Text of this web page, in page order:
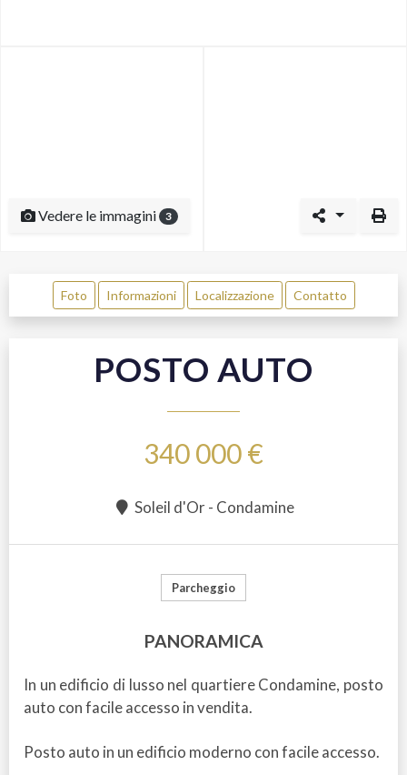
Vedere le immagini 3
Foto Informazioni Localizzazione Contatto
POSTO AUTO
340 000 €
Soleil d'Or - Condamine
Parcheggio
PANORAMICA
In un edificio di lusso nel quartiere Condamine, posto
auto con facile accesso in vendita.
Posto auto in un edificio moderno con facile accesso.